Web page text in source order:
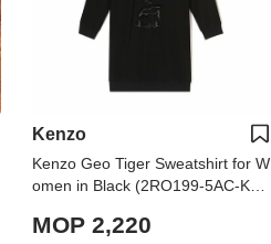
Kenzo
Kenzo Geo Tiger Sweatshirt for W
omen in Black (2RO199-5AC-K02
MOP 2,220